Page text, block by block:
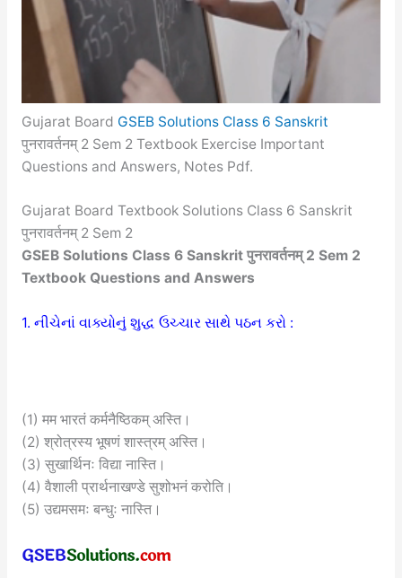
Gujarat Board GSEB Solutions Class 6 Sanskrit
पुनरावर्तनम् 2 Sem 2 Textbook Exercise Important
Questions and Answers, Notes Pdf.
Gujarat Board Textbook Solutions Class 6 Sanskrit
पुनरावर्तनम् 2 Sem 2
GSEB Solutions Class 6 Sanskrit पुनरावर्तनम् 2 Sem 2
Textbook Questions and Answers
1. નીચેનાં વાક્યોનું શુદ્ધ ઉચ્ચાર સાથે પઠન કરો :
(1) मम भारतं कर्मनैष्ठिकम् अस्ति।
(2) श्रोत्रस्य भूषणं शास्त्रम् अस्ति।
(3) सुखार्थिनः विद्या नास्ति।
(4) वैशाली प्रार्थनाखण्डे सुशोभनं करोति।
(5) उद्यमसमः बन्धुः नास्ति।